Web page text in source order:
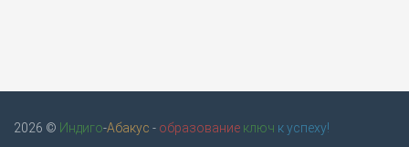
2026 © Индиго-Абакус - образование ключ к успеху!